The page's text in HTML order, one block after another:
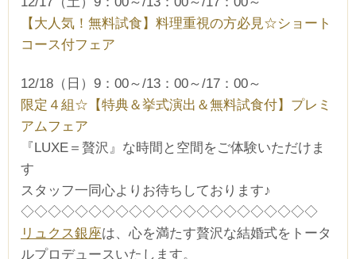
【大人気！無料試食】料理重視の方必見☆ショート
コース付フェア
12/18（日）9：00～/13：00～/17：00～
限定４組☆【特典＆挙式演出＆無料試食付】プレミ
アムフェア
『LUXE＝贅沢』な時間と空間をご体験いただけま
す
スタッフ一同心よりお待ちしております♪
◇◇◇◇◇◇◇◇◇◇◇◇◇◇◇◇◇◇◇◇◇◇
リュクス銀座は、心を満たす贅沢な結婚式をトータ
ルプロデュースいたします。